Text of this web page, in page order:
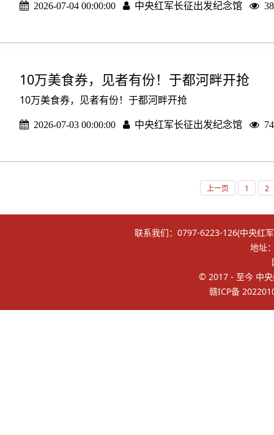
2026-07-04 00:00:00 中央红军长征出发纪念馆
10万美食券，见者有份！于都河畔开抢
10万美食券，见者有份！于都河畔开抢
2026-07-03 00:00:00 中央红军长征出发纪念馆
上一页 1 2
联系我们：0797-6223-126(中央红
地址
© 2017 - 至今 中
赣ICP备